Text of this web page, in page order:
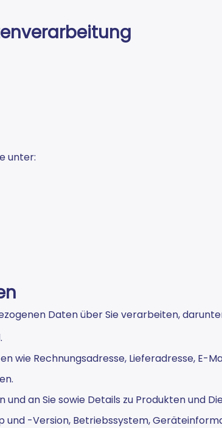
unter:
Daten über Sie verarbeiten,
wie Rechnungsadresse, Lieferadresse, E-
an Sie sowie Details zu Produkten und
und -Version, Betriebssystem,